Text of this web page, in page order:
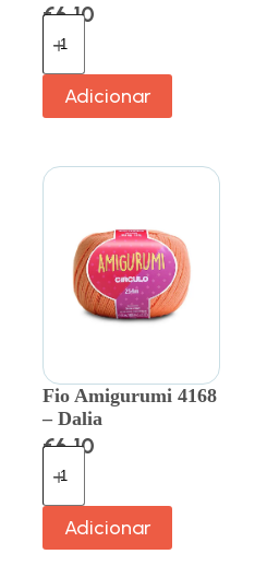
€6.10
Adicionar
Fio Amigurumi 4168
– Dalia
€6.10
Adicionar